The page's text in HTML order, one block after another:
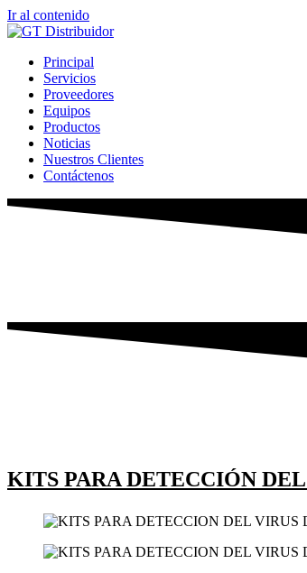
Ir al contenido
Principal
Servicios
Proveedores
Equipos
Productos
Noticias
Nuestros Clientes
Contáctenos
KITS PARA DETECCIÓN